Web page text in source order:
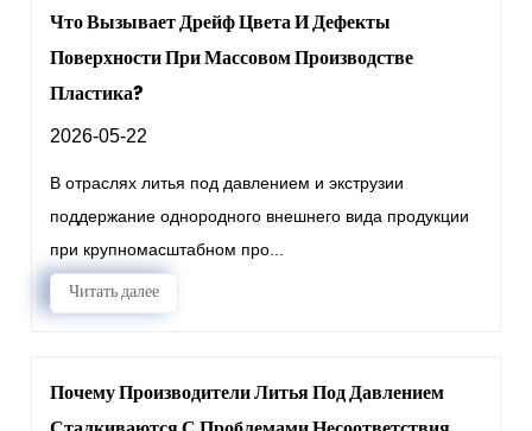
Что Вызывает Дрейф Цвета И Дефекты
Поверхности При Массовом Производстве
Пластика?
2026-05-22
В отраслях литья под давлением и экструзии
поддержание однородного внешнего вида продукции
при крупномасштабном про...
Читать далее
Почему Производители Литья Под Давлением